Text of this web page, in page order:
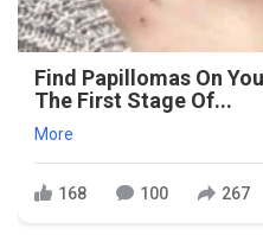
Find Papillomas On
The First Stage Of...
More
168 100 267